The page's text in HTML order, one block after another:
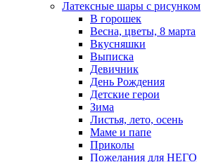
Латексные шары с рисунком
В горошек
Весна, цветы, 8 марта
Вкусняшки
Выписка
Девичник
День Рождения
Детские герои
Зима
Листья, лето, осень
Маме и папе
Приколы
Пожелания для НЕГО